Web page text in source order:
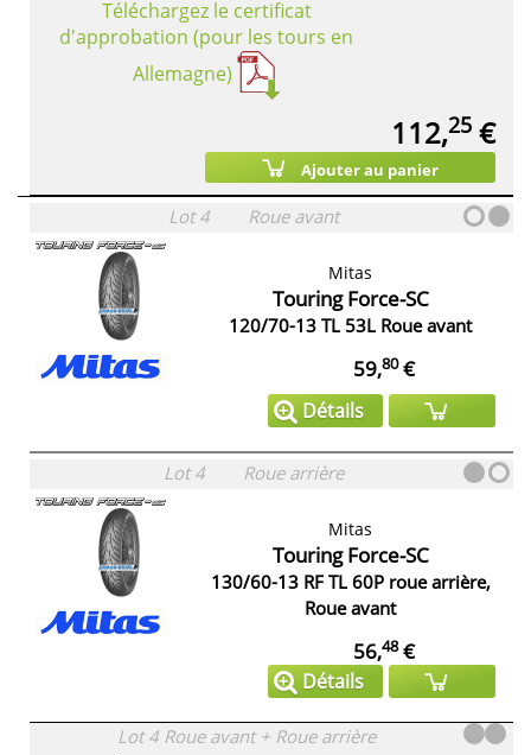
Téléchargez le certificat
d'approbation (pour les tours en
Allemagne)
112,25 €
Ajouter au panier
Lot 4 Roue avant
Mitas
Touring Force-SC
120/70-13 TL 53L Roue avant
59,80€
Détails
Lot 4 Roue arrière
Mitas
Touring Force-SC
130/60-13 RF TL 60P roue arrière,
Roue avant
56,48€
Détails
Lot 4 Roue avant + Roue arrière